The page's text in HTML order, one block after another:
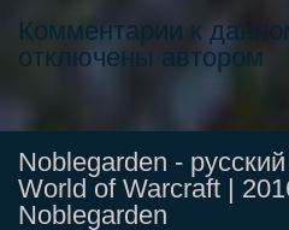
Комментарии к
отключены автором
Noblegarden -
World of Warcraft |
Noblegarden